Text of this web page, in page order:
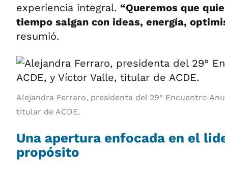
experiencia integral. “Queremos que
tiempo salgan con ideas, energía,
resumió.
Alejandra Ferraro, presidenta del 29° Encuentro
titular de ACDE.
Una apertura enfocada en el
propósito